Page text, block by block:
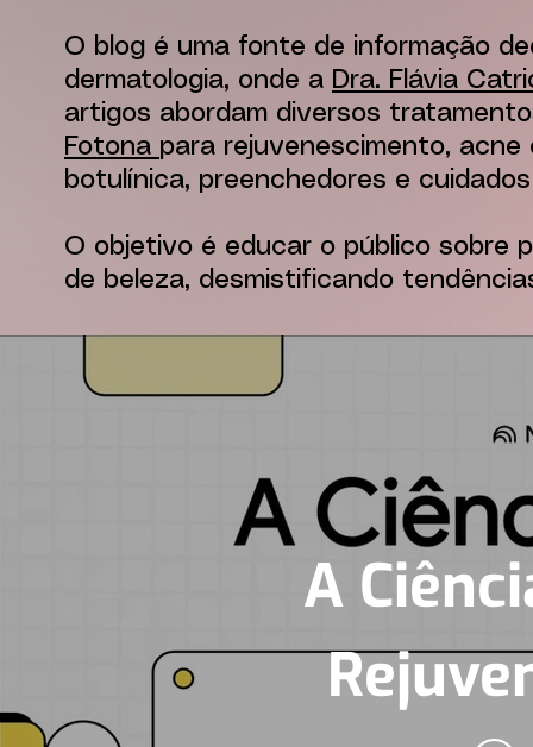
O blog é uma fonte de informação
dermatologia, onde a Dra. Flávia
artigos abordam diversos
Fotona para rejuvenescimento,
botulínica, preenchedores e
O objetivo é educar o público sobre
de beleza, desmistificando
A